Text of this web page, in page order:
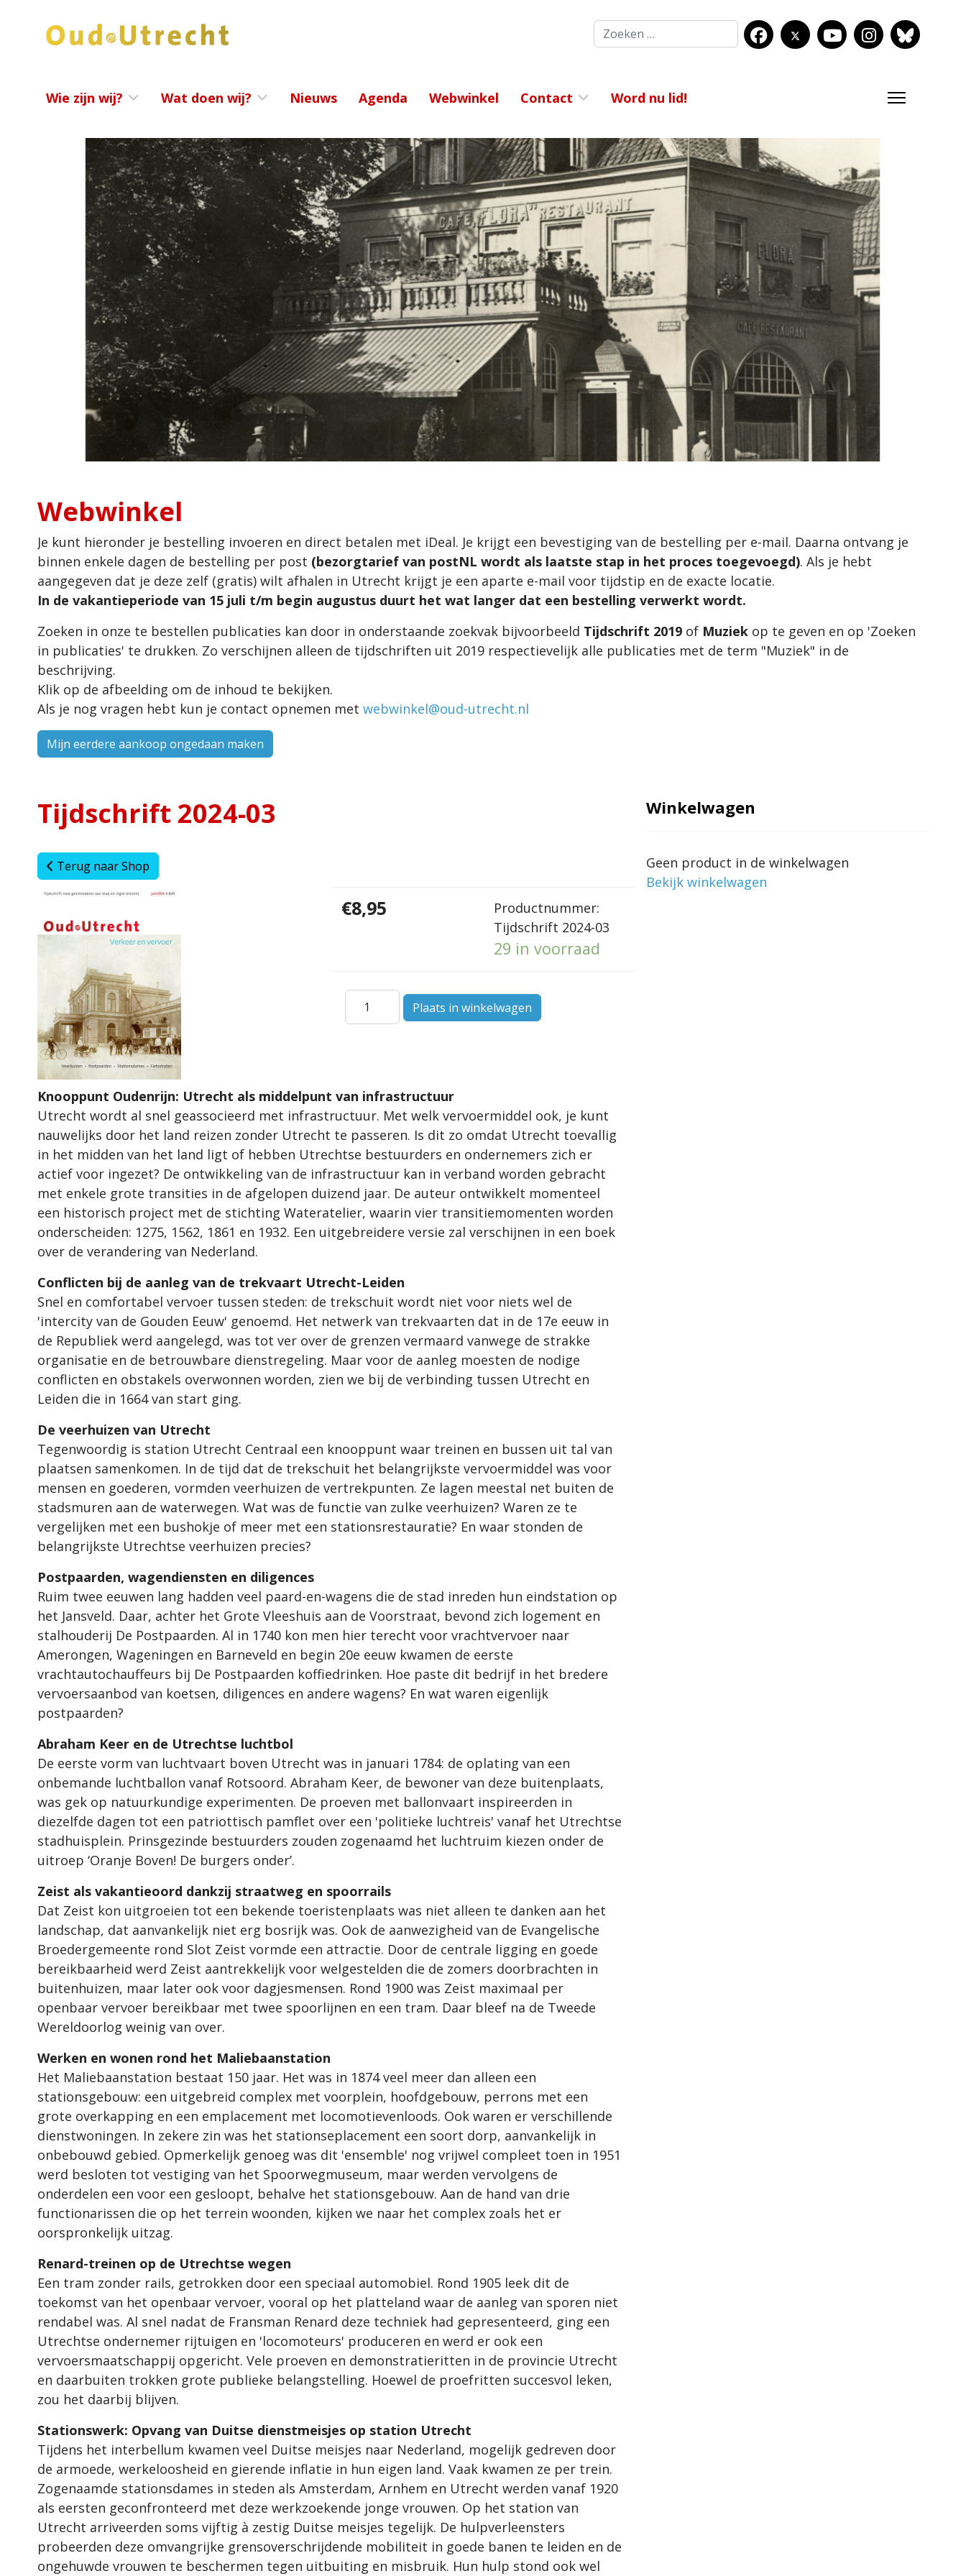
Zoeken
Wie zijn wij? Wat doen wij? Nieuws Agenda Webwinkel Contact Word nu lid!
Webwinkel
Je kunt hieronder je bestelling invoeren en direct betalen met iDeal. Je krijgt een bevestiging van de bestelling per e-mail. Daarna ontvang je
binnen enkele dagen de bestelling per post (bezorgtarief van postNL wordt als laatste stap in het proces toegevoegd). Als je hebt
aangegeven dat je deze zelf (gratis) wilt afhalen in Utrecht krijgt je een aparte e-mail voor tijdstip en de exacte locatie.
In de vakantieperiode van 15 juli t/m begin augustus duurt het wat langer dat een bestelling verwerkt wordt.
Zoeken in onze te bestellen publicaties kan door in onderstaande zoekvak bijvoorbeeld Tijdschrift 2019 of Muziek op te geven en op 'Zoeken
in publicaties' te drukken. Zo verschijnen alleen de tijdschriften uit 2019 respectievelijk alle publicaties met de term "Muziek" in de
beschrijving.
Klik op de afbeelding om de inhoud te bekijken.
Als je nog vragen hebt kun je contact opnemen met webwinkel@oud-utrecht.nl
Mijn eerdere aankoop ongedaan maken
Tijdschrift 2024-03
Terug naar Shop
€8,95
Productnummer:
Tijdschrift 2024-03
29 in voorraad
Knooppunt Oudenrijn: Utrecht als middelpunt van infrastructuur
Utrecht wordt al snel geassocieerd met infrastructuur. Met welk vervoermiddel ook, je kunt
nauwelijks door het land reizen zonder Utrecht te passeren. Is dit zo omdat Utrecht toevallig
in het midden van het land ligt of hebben Utrechtse bestuurders en ondernemers zich er
actief voor ingezet? De ontwikkeling van de infrastructuur kan in verband worden gebracht
met enkele grote transities in de afgelopen duizend jaar. De auteur ontwikkelt momenteel
een historisch project met de stichting Wateratelier, waarin vier transitiemomenten worden
onderscheiden: 1275, 1562, 1861 en 1932. Een uitgebreidere versie zal verschijnen in een boek
over de verandering van Nederland.
Conflicten bij de aanleg van de trekvaart Utrecht-Leiden
Snel en comfortabel vervoer tussen steden: de trekschuit wordt niet voor niets wel de
'intercity van de Gouden Eeuw' genoemd. Het netwerk van trekvaarten dat in de 17e eeuw in
de Republiek werd aangelegd, was tot ver over de grenzen vermaard vanwege de strakke
organisatie en de betrouwbare dienstregeling. Maar voor de aanleg moesten de nodige
conflicten en obstakels overwonnen worden, zien we bij de verbinding tussen Utrecht en
Leiden die in 1664 van start ging.
De veerhuizen van Utrecht
Tegenwoordig is station Utrecht Centraal een knooppunt waar treinen en bussen uit tal van
plaatsen samenkomen. In de tijd dat de trekschuit het belangrijkste vervoermiddel was voor
mensen en goederen, vormden veerhuizen de vertrekpunten. Ze lagen meestal net buiten de
stadsmuren aan de waterwegen. Wat was de functie van zulke veerhuizen? Waren ze te
vergelijken met een bushokje of meer met een stationsrestauratie? En waar stonden de
belangrijkste Utrechtse veerhuizen precies?
Postpaarden, wagendiensten en diligences
Ruim twee eeuwen lang hadden veel paard-en-wagens die de stad inreden hun eindstation op
het Jansveld. Daar, achter het Grote Vleeshuis aan de Voorstraat, bevond zich logement en
stalhouderij De Postpaarden. Al in 1740 kon men hier terecht voor vrachtvervoer naar
Amerongen, Wageningen en Barneveld en begin 20e eeuw kwamen de eerste
vrachtautochauffeurs bij De Postpaarden koffiedrinken. Hoe paste dit bedrijf in het bredere
vervoersaanbod van koetsen, diligences en andere wagens? En wat waren eigenlijk
postpaarden?
Abraham Keer en de Utrechtse luchtbol
De eerste vorm van luchtvaart boven Utrecht was in januari 1784: de oplating van een
onbemande luchtballon vanaf Rotsoord. Abraham Keer, de bewoner van deze buitenplaats,
was gek op natuurkundige experimenten. De proeven met ballonvaart inspireerden in
diezelfde dagen tot een patriottisch pamflet over een 'politieke luchtreis' vanaf het Utrechtse
stadhuisplein. Prinsgezinde bestuurders zouden zogenaamd het luchtruim kiezen onder de
uitroep ‘Oranje Boven! De burgers onder’.
Zeist als vakantieoord dankzij straatweg en spoorrails
Dat Zeist kon uitgroeien tot een bekende toeristenplaats was niet alleen te danken aan het
landschap, dat aanvankelijk niet erg bosrijk was. Ook de aanwezigheid van de Evangelische
Broedergemeente rond Slot Zeist vormde een attractie. Door de centrale ligging en goede
bereikbaarheid werd Zeist aantrekkelijk voor welgestelden die de zomers doorbrachten in
buitenhuizen, maar later ook voor dagjesmensen. Rond 1900 was Zeist maximaal per
openbaar vervoer bereikbaar met twee spoorlijnen en een tram. Daar bleef na de Tweede
Wereldoorlog weinig van over.
Werken en wonen rond het Maliebaanstation
Het Maliebaanstation bestaat 150 jaar. Het was in 1874 veel meer dan alleen een
stationsgebouw: een uitgebreid complex met voorplein, hoofdgebouw, perrons met een
grote overkapping en een emplacement met locomotievenloods. Ook waren er verschillende
dienstwoningen. In zekere zin was het stationseplacement een soort dorp, aanvankelijk in
onbebouwd gebied. Opmerkelijk genoeg was dit 'ensemble' nog vrijwel compleet toen in 1951
werd besloten tot vestiging van het Spoorwegmuseum, maar werden vervolgens de
onderdelen een voor een gesloopt, behalve het stationsgebouw. Aan de hand van drie
functionarissen die op het terrein woonden, kijken we naar het complex zoals het er
oorspronkelijk uitzag.
Renard-treinen op de Utrechtse wegen
Een tram zonder rails, getrokken door een speciaal automobiel. Rond 1905 leek dit de
toekomst van het openbaar vervoer, vooral op het platteland waar de aanleg van sporen niet
rendabel was. Al snel nadat de Fransman Renard deze techniek had gepresenteerd, ging een
Utrechtse ondernemer rijtuigen en 'locomoteurs' produceren en werd er ook een
vervoersmaatschappij opgericht. Vele proeven en demonstratieritten in de provincie Utrecht
en daarbuiten trokken grote publieke belangstelling. Hoewel de proefritten succesvol leken,
zou het daarbij blijven.
Stationswerk: Opvang van Duitse dienstmeisjes op station Utrecht
Tijdens het interbellum kwamen veel Duitse meisjes naar Nederland, mogelijk gedreven door
de armoede, werkeloosheid en gierende inflatie in hun eigen land. Vaak kwamen ze per trein.
Zogenaamde stationsdames in steden als Amsterdam, Arnhem en Utrecht werden vanaf 1920
als eersten geconfronteerd met deze werkzoekende jonge vrouwen. Op het station van
Utrecht arriveerden soms vijftig à zestig Duitse meisjes tegelijk. De hulpverleensters
probeerden deze omvangrijke grensoverschrijdende mobiliteit in goede banen te leiden en de
ongehuwde vrouwen te beschermen tegen uitbuiting en misbruik. Hun hulp stond ook wel
Winkelwagen
Geen product in de winkelwagen
Bekijk winkelwagen